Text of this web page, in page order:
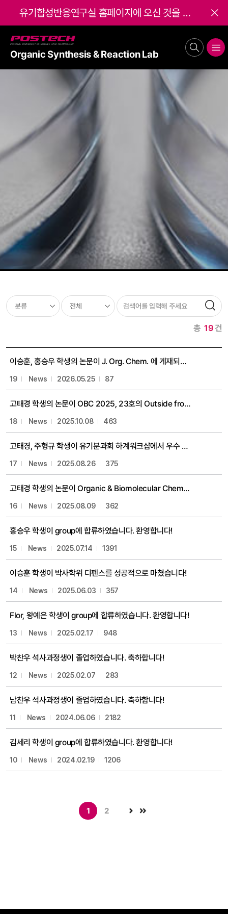
유기합성반응연구실 홈페이지에 오신 것을 환영합니다. Welcome to the Chi Research Group!
Organic Synthesis & Reaction Lab
총 19 건
19 News
이승훈, 홍승우 학생의 논문이 J. Org. Chem. 에 게재되었습니다. 축하합니다!
2026.05.25 87
18 News
고태경 학생의 논문이 OBC 2025, 23호의 Outside front cover로 선정되었습니다! 축하합니다!
2025.10.08 463
17 News
고태경, 주형규 학생이 유기분과회 하계워크샵에서 우수 포스터상을 수상했습니다!
2025.08.26 375
16 News
고태경 학생의 논문이 Organic & Biomolecular Chemistry에 게재되었습니다. 축하합니다!
2025.08.09 362
15 News
홍승우 학생이 group에 합류하였습니다. 환영합니다!
2025.07.14 1391
14 News
이승훈 학생이 박사학위 디펜스를 성공적으로 마쳤습니다!
2025.06.03 357
13 News
Flor, 왕예은 학생이 group에 합류하였습니다. 환영합니다!
2025.02.17 948
12 News
박찬우 석사과정생이 졸업하였습니다. 축하합니다!
2025.02.07 283
11 News
남찬우 석사과정생이 졸업하였습니다. 축하합니다!
2024.06.06 2182
10 News
김세리 학생이 group에 합류하였습니다. 환영합니다!
2024.02.19 1206
1 2